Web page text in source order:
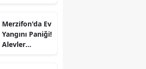
Erzurum
Eskişehir
Merzifon'da Ev
Yangını Paniği!
Alevler